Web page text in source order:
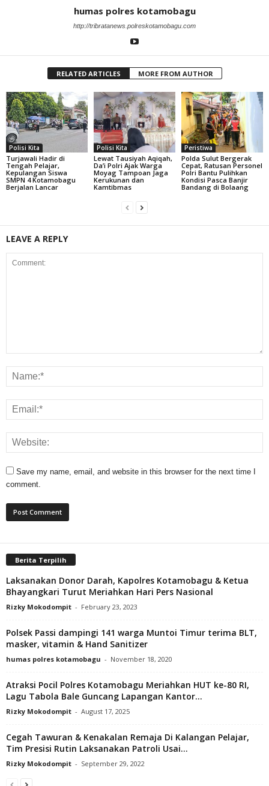
humas polres kotamobagu
http://tribratanews.polreskotamobagu.com
RELATED ARTICLES MORE FROM AUTHOR
Polisi Kita
Turjawali Hadir di
Tengah Pelajar,
Kepulangan Siswa
SMPN 4 Kotamobagu
Berjalan Lancar
Polisi Kita
Lewat Tausiyah Aqiqah,
Da’i Polri Ajak Warga
Moyag Tampoan Jaga
Kerukunan dan
Kamtibmas
Peristiwa
Polda Sulut Bergerak
Cepat, Ratusan Personel
Polri Bantu Pulihkan
Kondisi Pasca Banjir
Bandang di Bolaang
LEAVE A REPLY
Save my name, email, and website in this browser for the next time I
comment.
Berita Terpilih
Laksanakan Donor Darah, Kapolres Kotamobagu & Ketua
Bhayangkari Turut Meriahkan Hari Pers Nasional
Rizky Mokodompit - February 23, 2023
Polsek Passi dampingi 141 warga Muntoi Timur terima BLT,
masker, vitamin & Hand Sanitizer
humas polres kotamobagu - November 18, 2020
Atraksi Pocil Polres Kotamobagu Meriahkan HUT ke-80 RI,
Lagu Tabola Bale Guncang Lapangan Kantor...
Rizky Mokodompit - August 17, 2025
Cegah Tawuran & Kenakalan Remaja Di Kalangan Pelajar,
Tim Presisi Rutin Laksanakan Patroli Usai...
Rizky Mokodompit - September 29, 2022